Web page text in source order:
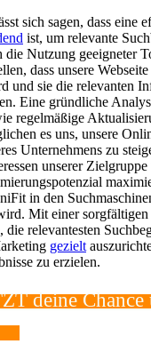
sich sagen, dass eine
ist, um relevante
Nutzung geeigneter
dass unsere
und sie die relevanten
Eine gründliche
regelmäßige
es uns, unsere
Unternehmens zu
unserer
in den
Mit einer
relevantesten
gezielt
zu erzielen.
deine Chance